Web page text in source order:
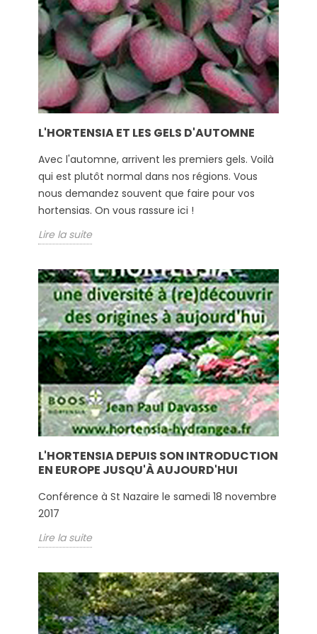
L'HORTENSIA ET LES GELS D'AUTOMNE
Avec l'automne, arrivent les premiers gels. Voilà
qui est plutôt normal dans nos régions. Vous
nous demandez souvent que faire pour vos
hortensias. On vous rassure ici !
Lire la suite
L'HORTENSIA DEPUIS SON INTRODUCTION
EN EUROPE JUSQU'À AUJOURD'HUI
Conférence à St Nazaire le samedi 18 novembre
2017
Lire la suite